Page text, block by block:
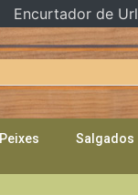
Peixes Salgados
Encurtador de Url